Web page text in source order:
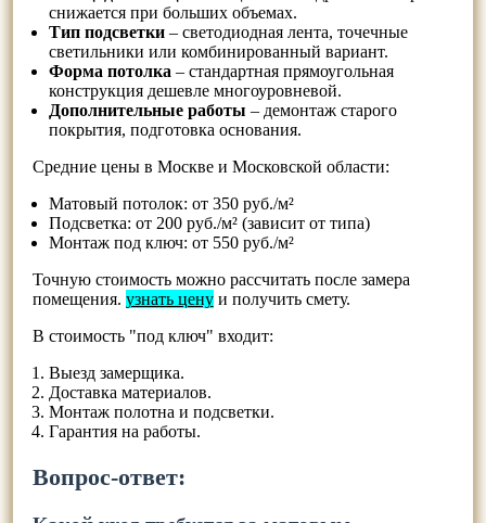
снижается при больших объемах.
Тип подсветки – светодиодная лента, точечные
светильники или комбинированный вариант.
Форма потолка – стандартная прямоугольная
конструкция дешевле многоуровневой.
Дополнительные работы – демонтаж старого
покрытия, подготовка основания.
Средние цены в Москве и Московской области:
Матовый потолок: от 350 руб./м²
Подсветка: от 200 руб./м² (зависит от типа)
Монтаж под ключ: от 550 руб./м²
Точную стоимость можно рассчитать после замера
помещения. узнать ценуи получить смету.
В стоимость "под ключ" входит:
Выезд замерщика.
Доставка материалов.
Монтаж полотна и подсветки.
Гарантия на работы.
Вопрос-ответ: